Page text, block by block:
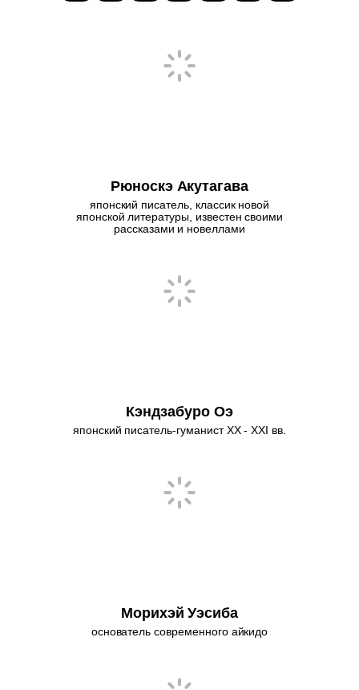
Рюноскэ Акутагава
японский писатель, классик новой
японской литературы, известен своими
рассказами и новеллами
Кэндзабуро Оэ
японский писатель-гуманист XX - XXI вв.
Морихэй Уэсиба
основатель современного айкидо